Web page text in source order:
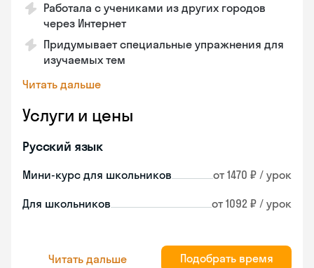
Работала с учениками из других городов
через Интернет
Придумывает специальные упражнения для
изучаемых тем
Читать дальше
Услуги и цены
Русский язык
Мини-курс для школьников от 1470 ₽ / урок
Для школьников от 1092 ₽ / урок
Читать дальше Подобрать время